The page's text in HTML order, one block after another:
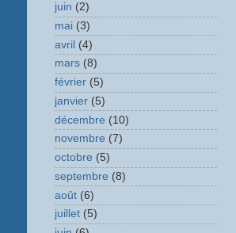
juin (2)
mai (3)
avril (4)
mars (8)
février (5)
janvier (5)
décembre (10)
novembre (7)
octobre (5)
septembre (8)
août (6)
juillet (5)